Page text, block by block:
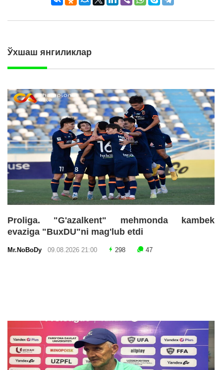
Ўхшаш янгиликлар
Proliga. "G'azalkent" mehmonda kambek
evaziga "BuxDU"ni mag'lub etdi
Mr.NoBoDy 09.08.2026 21:00 298 47